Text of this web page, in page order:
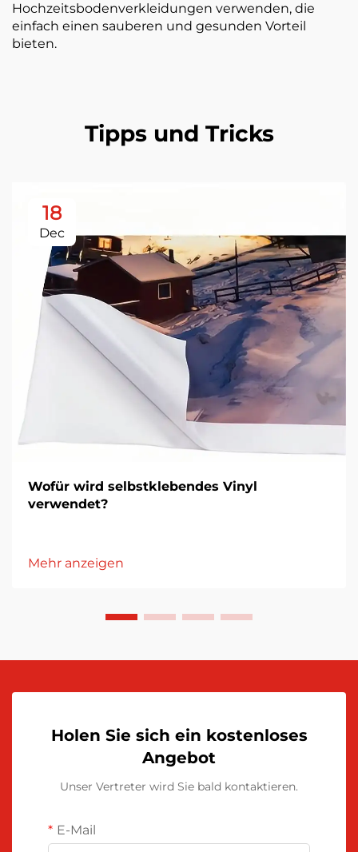
Hochzeitsbodenverkleidungen verwenden, die
einfach einen sauberen und gesunden Vorteil
bieten.
Tipps und Tricks
18
Dec
Wofür wird selbstklebendes Vinyl
verwendet?
Mehr anzeigen
Holen Sie sich ein kostenloses
Angebot
Unser Vertreter wird Sie bald kontaktieren.
E-Mail